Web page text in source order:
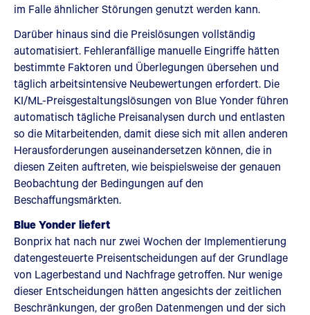
im Falle ähnlicher Störungen genutzt werden kann.
Darüber hinaus sind die Preislösungen vollständig
automatisiert. Fehleranfällige manuelle Eingriffe hätten
bestimmte Faktoren und Überlegungen übersehen und
täglich arbeitsintensive Neubewertungen erfordert. Die
KI/ML-Preisgestaltungslösungen von Blue Yonder führen
automatisch tägliche Preisanalysen durch und entlasten
so die Mitarbeitenden, damit diese sich mit allen anderen
Herausforderungen auseinandersetzen können, die in
diesen Zeiten auftreten, wie beispielsweise der genauen
Beobachtung der Bedingungen auf den
Beschaffungsmärkten.
Blue Yonder liefert
Bonprix hat nach nur zwei Wochen der Implementierung
datengesteuerte Preisentscheidungen auf der Grundlage
von Lagerbestand und Nachfrage getroffen. Nur wenige
dieser Entscheidungen hätten angesichts der zeitlichen
Beschränkungen, der großen Datenmengen und der sich